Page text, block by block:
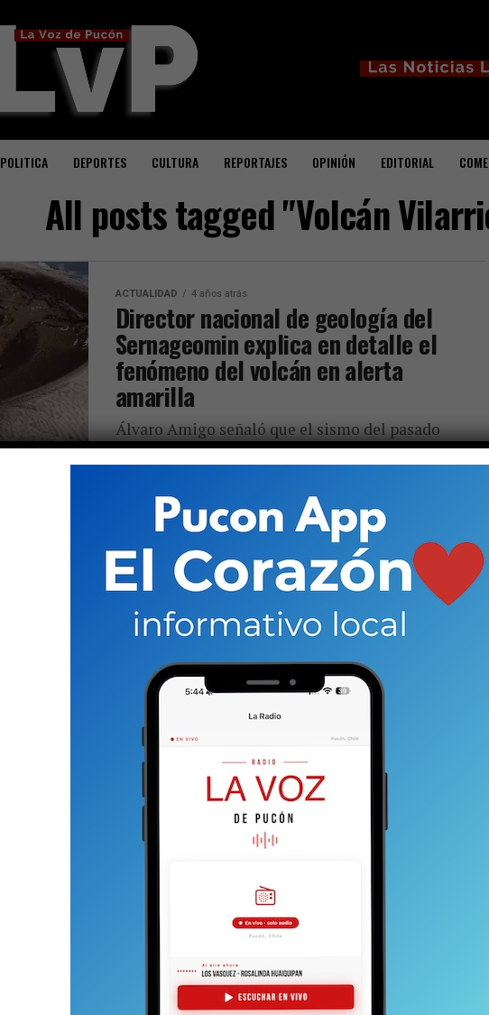
POLITICA DEPORTES CULTURA REPORTAJES OPINIÓN EDITORIAL
All posts tagged "Volcán
ACTUALIDAD 4 años atrás
Director nacional de geología del
Sernageomin explica en detalle el
fenómeno del volcán en alerta
amarilla
Álvaro Amigo señaló que el sismo del pasado
nueve de noviembre con fracturamiento de roca
profundidad. “Hay internamente ejerciendo...